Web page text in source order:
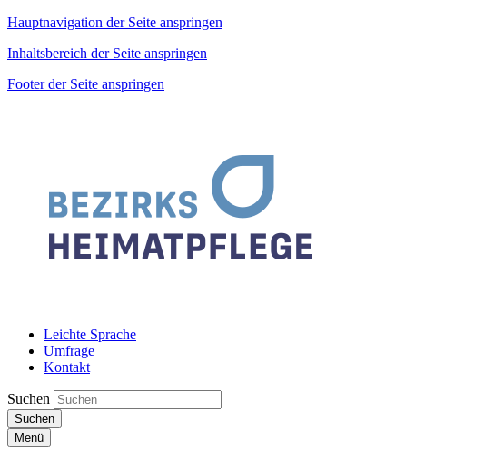
Hauptnavigation der Seite anspringen
Inhaltsbereich der Seite anspringen
Footer der Seite anspringen
Leichte Sprache
Umfrage
Kontakt
Suchen
Suchen
Menü